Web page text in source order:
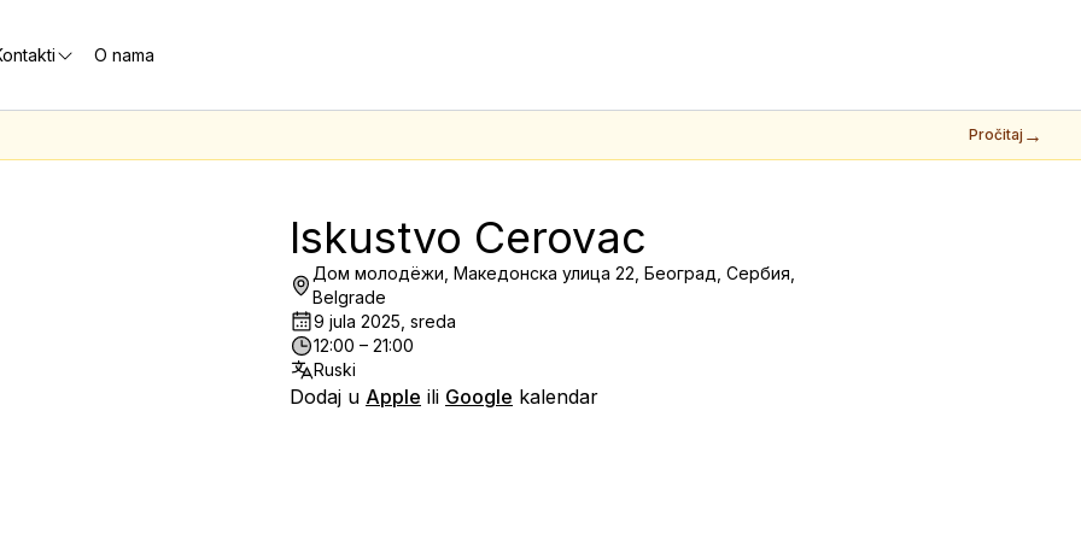
O nama
Pročitaj →
Iskustvo Cerovac
Дом молодёжи, Македонска улица 22, Београд, Сербия,
Belgrade
9 jula 2025, sreda
12:00 – 21:00
Ruski
Dodaj u Apple ili Google kalendar